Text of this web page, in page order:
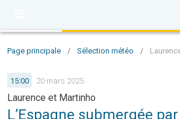
Page principale / Sélection météo /
15:00 20 mars 2025
Laurence et Martinho
L’Espagne submergée